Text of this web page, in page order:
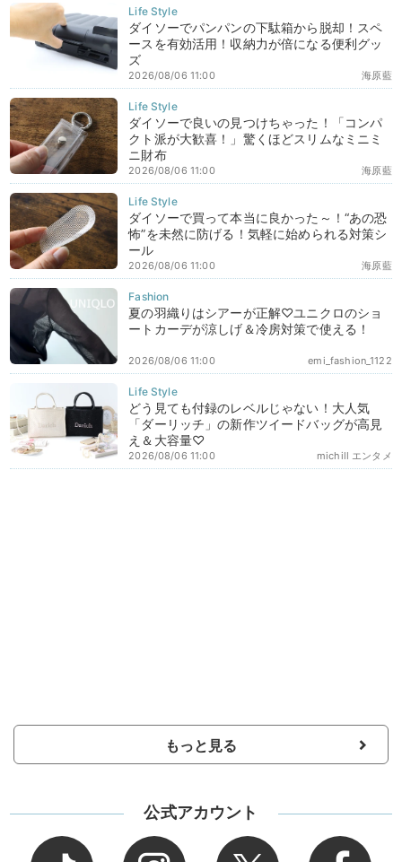
ダイソーでパンパンの下駄箱から脱却！スペ
ースを有効活用！収納力が倍になる便利グッ
ズ
海原藍
2026/08/06 11:00
ダイソーで良いの見つけちゃった！「コンパ
クト派が大歓喜！」驚くほどスリムなミニミ
ニ財布
海原藍
2026/08/06 11:00
ダイソーで買って本当に良かった～！“あの恐
怖”を未然に防げる！気軽に始められる対策シ
ール
海原藍
2026/08/06 11:00
夏の羽織りはシアーが正解♡ユニクロのショ
ートカーデが涼しげ＆冷房対策で使える！
emi_fashion_1122
2026/08/06 11:00
どう見ても付録のレベルじゃない！大人気
「ダーリッチ」の新作ツイードバッグが高見
え＆大容量♡
michill エンタメ
2026/08/06 11:00
もっと見る
公式アカウント